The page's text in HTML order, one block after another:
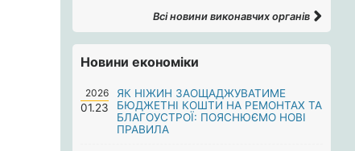
Всі новини виконавчих органів
Новини економіки
2026
01.23
ЯК НІЖИН ЗАОЩАДЖУВАТИМЕ
БЮДЖЕТНІ КОШТИ НА РЕМОНТАХ ТА
БЛАГОУСТРОЇ: ПОЯСНЮЄМО НОВІ
ПРАВИЛА